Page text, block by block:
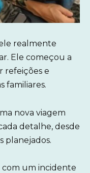
realmente
Ele começou a
refeições e
familiares.
nova viagem
detalhe, desde
planejados.
com um incidente